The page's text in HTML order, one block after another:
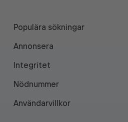
Populära sökningar
Annonsera
Integritet
Nödnummer
Användarvillkor